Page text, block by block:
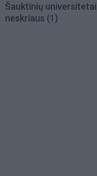
Šauktinių universitetai
neskriaus (1)